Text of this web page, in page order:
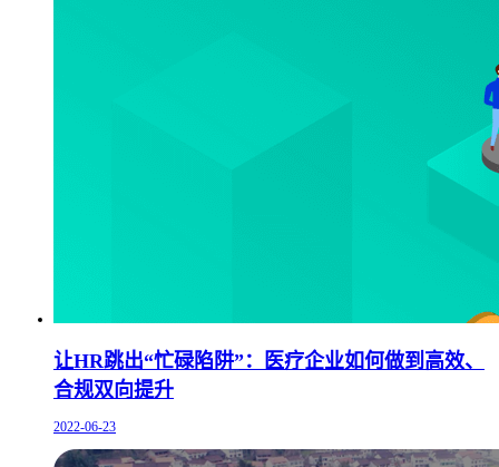
让HR跳出“忙碌陷阱”：医疗企业如何做到高效、
合规双向提升
2022-06-23